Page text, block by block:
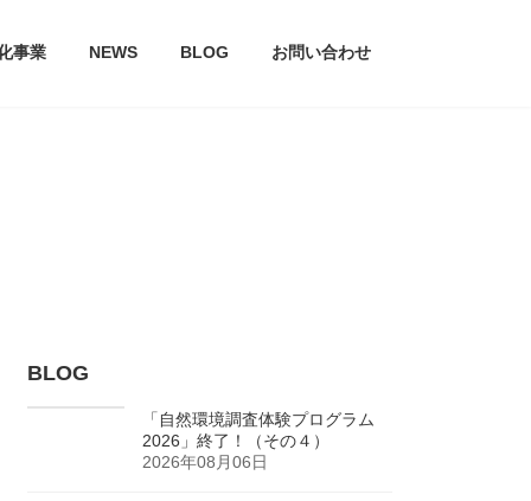
事業 NEWS BLOG お問い合わせ
BLOG
「自然環境調査体験プログラム
2026」終了！（その４）
2026年08月06日